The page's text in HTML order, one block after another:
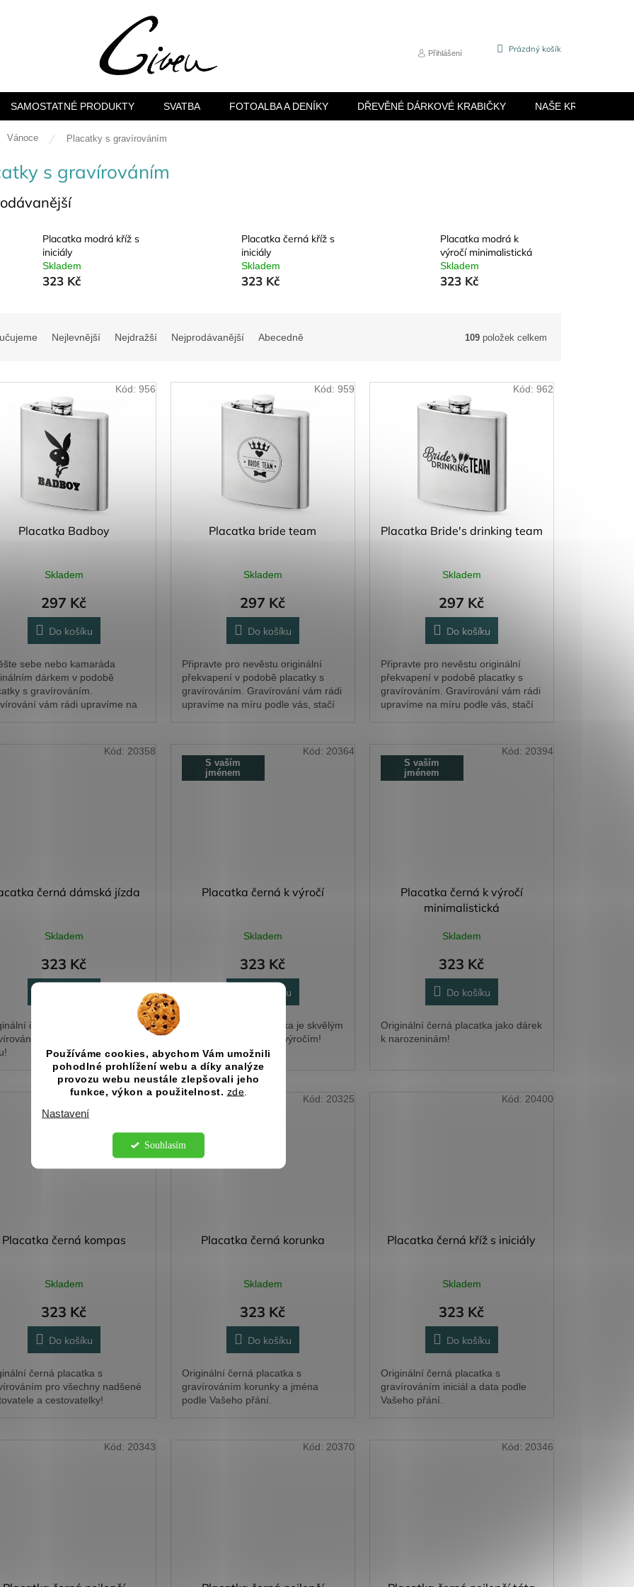
Používáme cookies, abychom Vám umožnili
pohodlné prohlížení webu a díky analýze
provozu webu neustále zlepšovali jeho
funkce, výkon a použitelnost. zde
Nastavení
Souhlasím
Přihlášení
NÁKUPNÍ
Prázdný košík
SAMOSTATNÉ PRODUKTY SVATBA FOTOALBA A DENÍKY DŘEVĚNÉ DÁRKOVÉ KRABIČKY NAŠE KRABIČKY
Vánoce Placatky s gravírováním
s gravírováním
Placatka modrá kříž s
iniciály
Skladem
323 Kč
Placatka černá kříž s
iniciály
Skladem
323 Kč
Placatka modrá k
výročí minimalistická
Skladem
323 Kč
Nejlevnější Nejdražší Nejprodávanější Abecedně 109 položek celkem
Placatka Badboy
Skladem
297 Kč
Do košíku
sebe nebo kamaráda
dárkem v podobě
s gravírováním.
vám rádi upravíme na
Kód: 956
Placatka bride team
Skladem
297 Kč
Do košíku
Připravte pro nevěstu originální
překvapení v podobě placatky s
gravírováním. Gravírování vám rádi
upravíme na míru podle vás, stačí
Kód: 959
Placatka Bride's drinking team
Skladem
297 Kč
Do košíku
Připravte pro nevěstu originální
překvapení v podobě placatky s
gravírováním. Gravírování vám rádi
upravíme na míru podle vás, stačí
Kód: 962
černá dámská jízda
Skladem
323 Kč
černá placatka s
pro Vaši dámskou
Kód: 20358
S vaším
jménem
Placatka černá k výročí
Skladem
323 Kč
Do košíku
Originální černá placatka je skvělým
dárkem k významným výročím!
Kód: 20364
S vaším
jménem
Placatka černá k výročí
minimalistická
Skladem
323 Kč
Do košíku
Originální černá placatka jako dárek
k narozeninám!
Kód: 20394
Placatka černá kompas
Skladem
323 Kč
Do košíku
černá placatka s
pro všechny nadšené
a cestovatelky!
Kód:20316
Placatka černá korunka
Skladem
323 Kč
Do košíku
Originální černá placatka s
gravírováním korunky a jména
podle Vašeho přání.
Kód: 20325
Placatka černá kříž s iniciály
Skladem
323 Kč
Do košíku
Originální černá placatka s
gravírováním iniciál a data podle
Vašeho přání.
Kód: 20400
Kód: 20343 Kód: 20370 Kód: 20346